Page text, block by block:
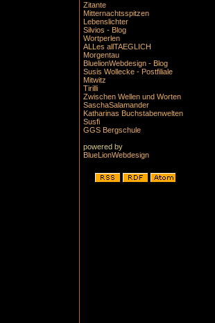
Zitante
Mitternachtsspitzen
Lebenslichter
Silvios - Blog
Wortperlen
ALLes allTAEGLICH
Morgentau
BluelionWebdesign - Blog
Susis Wollecke - Postfiliale
Mitwitz
Tirilli
Zwischen Wellen und Worten
SaschaSalamander
Katharinas Buchstabenwelten
Susfi
GGS Bergschule
powered by
BlueLionWebdesign